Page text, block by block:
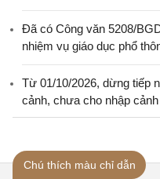
Đã có Công văn 5208/
nhiệm vụ giáo dục phổ
Từ 01/10/2026, dừng tiếp
cảnh, chưa cho nhập cảnh
Chú thích màu chỉ dẫn